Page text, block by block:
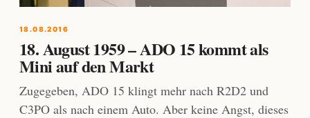
18.08.2016
18. August 1959 – ADO 15 kommt als
Mini auf den Markt
Zugegeben, ADO 15 klingt mehr nach R2D2 und
C3PO als nach einem Auto. Aber keine Angst, dieses